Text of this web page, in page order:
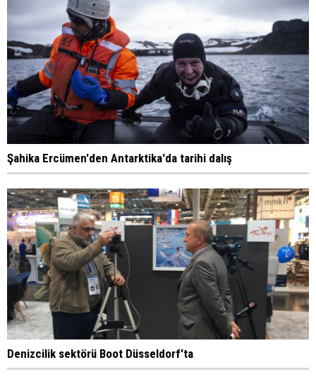
Şahika Ercümen'den Antarktika'da tarihi dalış
Denizcilik sektörü Boot Düsseldorf'ta